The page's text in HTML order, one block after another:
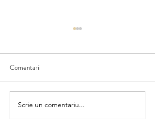
Scriem numele fructului
Comentarii
Scrie un comentariu...